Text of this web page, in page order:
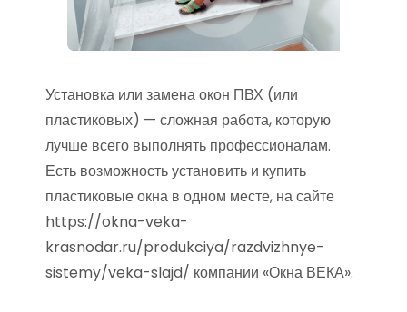
Установка или замена окон ПВХ (или
пластиковых) — сложная работа, которую
лучше всего выполнять профессионалам.
Есть возможность установить и купить
пластиковые окна в одном месте, на сайте
https://okna-veka-
krasnodar.ru/produkciya/razdvizhnye-
sistemy/veka-slajd/ компании «Окна ВЕКА».